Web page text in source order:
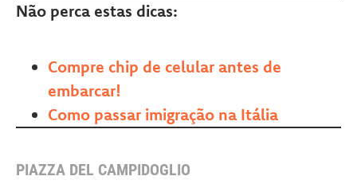
Não perca estas dicas:
Compre chip de celular antes de
embarcar!
Como passar imigração na Itália
PIAZZA DEL CAMPIDOGLIO